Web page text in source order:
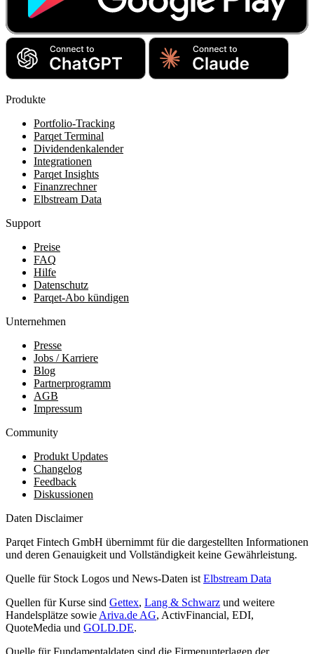
Produkte
Portfolio-Tracking
Parqet Terminal
Dividendenkalender
Integrationen
Parqet Insights
Finanzrechner
Elbstream Data
Support
Preise
FAQ
Hilfe
Datenschutz
Parqet-Abo kündigen
Unternehmen
Presse
Jobs / Karriere
Blog
Partnerprogramm
AGB
Impressum
Community
Produkt Updates
Changelog
Feedback
Diskussionen
Daten Disclaimer
Parqet Fintech GmbH übernimmt für die dargestellten Informationen
und deren Genauigkeit und Vollständigkeit keine Gewährleistung.
Quelle für Stock Logos und News-Daten ist Elbstream Data
Quellen für Kurse sind Gettex, Lang & Schwarz und weitere
Handelsplätze sowie Ariva.de AG, ActivFinancial, EDI,
QuoteMedia und GOLD.DE.